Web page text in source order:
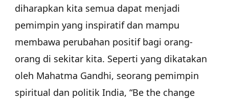
diharapkan kita semua dapat menjadi
pemimpin yang inspiratif dan mampu
membawa perubahan positif bagi orang-
orang di sekitar kita. Seperti yang dikatakan
oleh Mahatma Gandhi, seorang pemimpin
spiritual dan politik India, “Be the change